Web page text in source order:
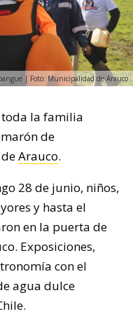
| Foto: Municipalidad de Arauco
toda la familia
de
Arauco.
28 de junio, niños,
y hasta el
en la puerta de
Exposiciones,
con el
agua dulce